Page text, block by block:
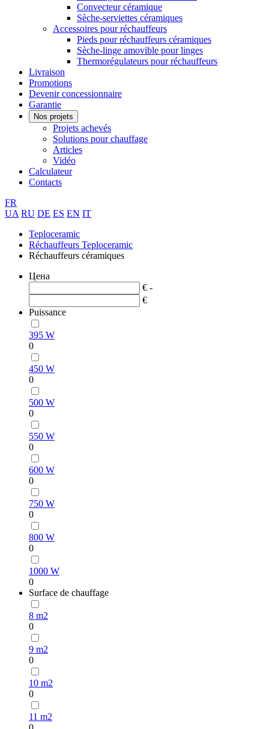
Convecteur céramique
Sèche-serviettes céramiques
Accessoires pour réchauffeurs
Pieds pour réchauffeurs céramiques
Sèche-linge amovible pour linges
Thermorégulateurs pour réchauffeurs
Livraison
Promotions
Devenir concessionnaire
Garantie
Nos projets
Projets achevés
Solutions pour chauffage
Articles
Vidéo
Calculateur
Contacts
FR
UA RU DE ES EN IT
Teploceramic
Réchauffeurs Teploceramic
Réchauffeurs céramiques
Цена
€ -
€
Puissance
395 W
0
450 W
0
500 W
0
550 W
0
600 W
0
750 W
0
800 W
0
1000 W
0
Surface de chauffage
8 m2
0
9 m2
0
10 m2
0
11 m2